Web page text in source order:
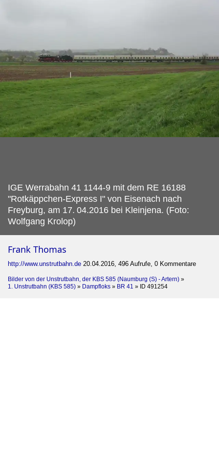
IGE Werrabahn 41 1144-9 mit dem RE 16188
"Rotkäppchen-Express I" von Eisenach nach
Freyburg, am 17. 04.2016 bei Kleinjena. (Foto:
Wolfgang Krolop)
Frank Thomas
http://www.unstrutbahn.de 20.04.2016, 496 Aufrufe, 0 Kommentare
Bilder von der Unstrutbahn, der KBS 585 (Naumburg (S) - Artern) »
1. Unstrutbahn (KBS 585) » Dampfloks » BR 41 » ID 491254